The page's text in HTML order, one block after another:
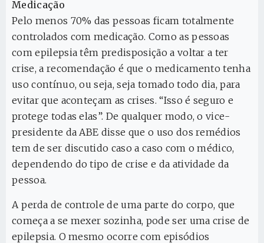
Medicação
Pelo menos 70% das pessoas ficam totalmente
controlados com medicação. Como as pessoas
com epilepsia têm predisposição a voltar a ter
crise, a recomendação é que o medicamento tenha
uso contínuo, ou seja, seja tomado todo dia, para
evitar que aconteçam as crises. “Isso é seguro e
protege todas elas”. De qualquer modo, o vice-
presidente da ABE disse que o uso dos remédios
tem de ser discutido caso a caso com o médico,
dependendo do tipo de crise e da atividade da
pessoa.
A perda de controle de uma parte do corpo, que
começa a se mexer sozinha, pode ser uma crise de
epilepsia. O mesmo ocorre com episódios